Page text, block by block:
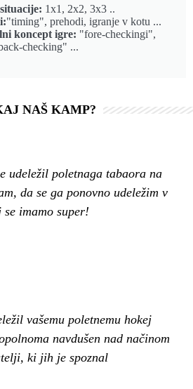
1x1, 2x2, 3x3 ..
"timing", prehodi, igranje v kotu ...
koncept igre: "fore-checkingi",
checking" ...
NAŠ KAMP?
udeležil poletnaga tabaora na
da se ga ponovno udeležim v
imamo super!
vašemu poletnemu hokej
navdušen nad načinom
ki jih je spoznal